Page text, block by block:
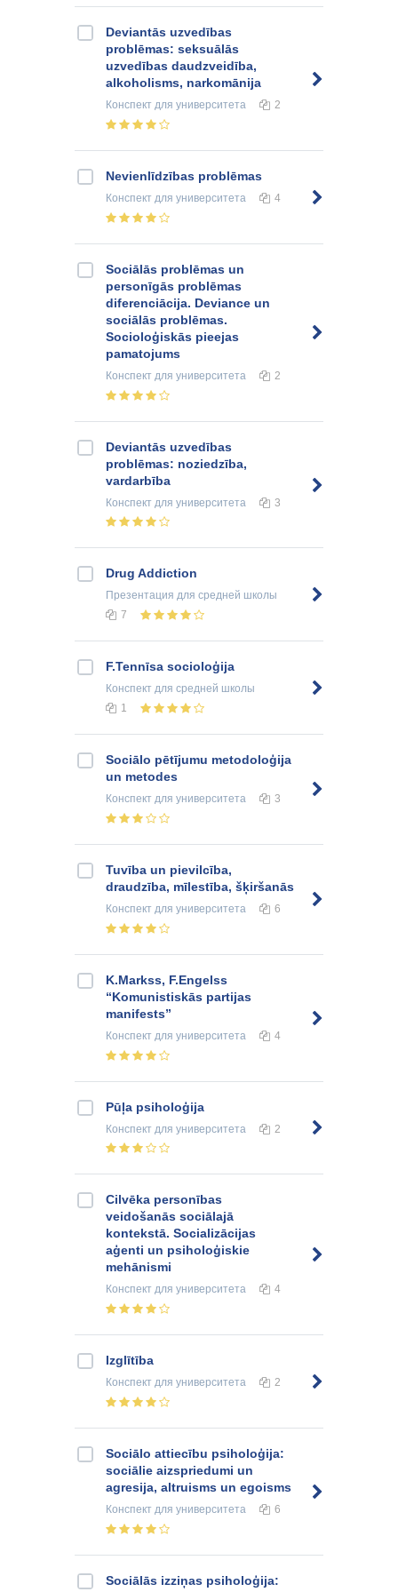
Deviantās uzvedības
problēmas: seksuālās
uzvedības daudzveidība,
alkoholisms, narkomānija
Конспект для университета 2
Nevienlīdzības problēmas
Конспект для университета 4
Sociālās problēmas un
personīgās problēmas
diferenciācija. Deviance un
sociālās problēmas.
Socioloģiskās pieejas
pamatojums
Конспект для университета 2
Deviantās uzvedības
problēmas: noziedzība,
vardarbība
Конспект для университета 3
Drug Addiction
Презентация для средней школы
7
F.Tennīsa socioloģija
Конспект для средней школы
1
Sociālo pētījumu metodoloģija
un metodes
Конспект для университета 3
Tuvība un pievilcība,
draudzība, mīlestība, šķiršanās
Конспект для университета 6
K.Markss, F.Engelss
“Komunistiskās partijas
manifests”
Конспект для университета 4
Pūļa psiholoģija
Конспект для университета 2
Cilvēka personības
veidošanās sociālajā
kontekstā. Socializācijas
aģenti un psiholoģiskie
mehānismi
Конспект для университета 4
Izglītība
Конспект для университета 2
Sociālo attiecību psiholoģija:
sociālie aizspriedumi un
agresija, altruisms un egoisms
Конспект для университета 6
Sociālās izziņas psiholoģija: